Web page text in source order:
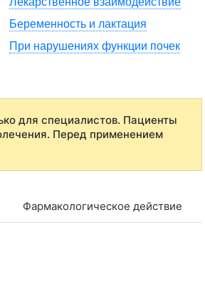
Беременность и лактация
При нарушениях функции почек
для специалистов. Пациенты
Перед применением
Фармакологическое действие